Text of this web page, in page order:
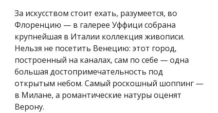
За искусством стоит ехать, разумеется, во
Флоренцию — в галерее Уффици собрана
крупнейшая в Италии коллекция живописи.
Нельзя не посетить Венецию: этот город,
построенный на каналах, сам по себе — одна
большая достопримечательность под
открытым небом. Самый роскошный шоппинг —
в Милане, а романтические натуры оценят
Верону.